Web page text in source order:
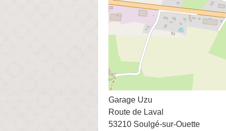
Garage Uzu
Route de Laval
53210 Soulgé-sur-Ouette